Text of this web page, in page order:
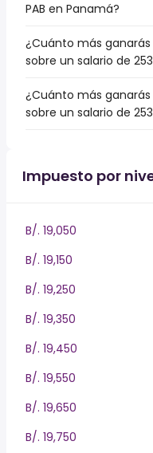
PAB en Panamá?
¿Cuánto más ganarás
sobre un salario de
¿Cuánto más ganarás
sobre un salario de
Impuesto por
B/. 19,050
B/. 19,150
B/. 19,250
B/. 19,350
B/. 19,450
B/. 19,550
B/. 19,650
B/. 19,750